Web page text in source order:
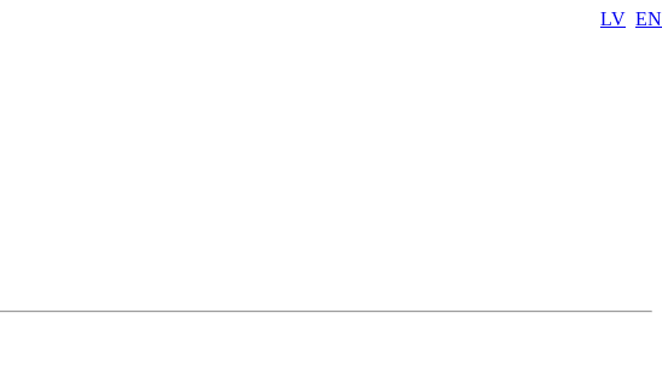
LV EN